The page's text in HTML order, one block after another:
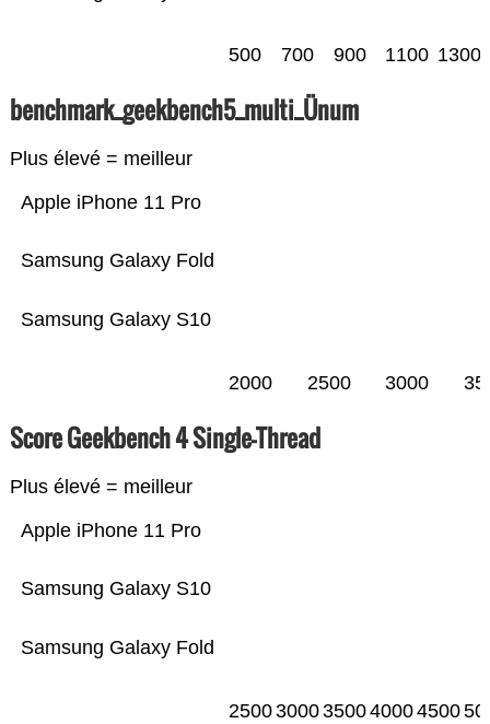
500 700 900 1100 1300
benchmark_geekbench5_multi_Ünum
Plus élevé = meilleur
Samsung Galaxy S10
Samsung Galaxy Fold
Apple iPhone 11 Pro
2000 2500 3000
Score Geekbench 4 Single-Thread
Plus élevé = meilleur
Samsung Galaxy Fold
Samsung Galaxy S10
Apple iPhone 11 Pro
25003000350040004500